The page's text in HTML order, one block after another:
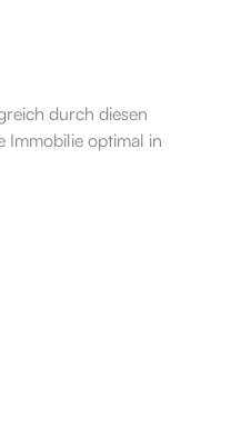
durch diesen
Immobilie optimal in